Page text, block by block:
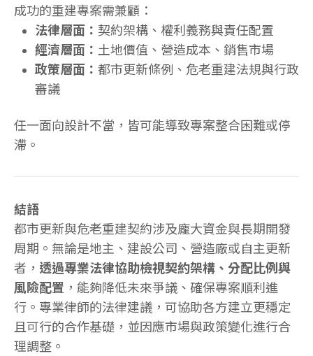
成功的重建專案需兼顧：
法律層面： 契約架構、權利義務與責任配置
經濟層面： 土地價值、營造成本、銷售市場
政策層面： 都市更新條例、危老重建法規與行政
審議
任一面向設計不當，皆可能導致專案整合困難或停
滯。
結語
都市更新與危老重建契約涉及龐大資金與長期開發
周期。無論是地主、建設公司、營造廠或自主更新
者， 透過專業法律協助檢視契約架構、分配比例與
風險配置 ，能夠降低未來爭議、確保專案順利進
行。專業律師的法律建議，可協助各方建立更穩定
且可行的合作基礎，並因應市場與政策變化進行合
理調整。